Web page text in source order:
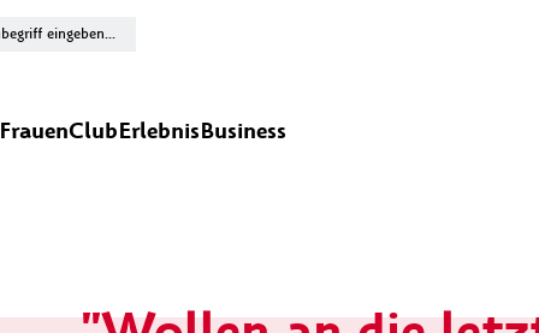
FrauenClubErlebnisBusiness